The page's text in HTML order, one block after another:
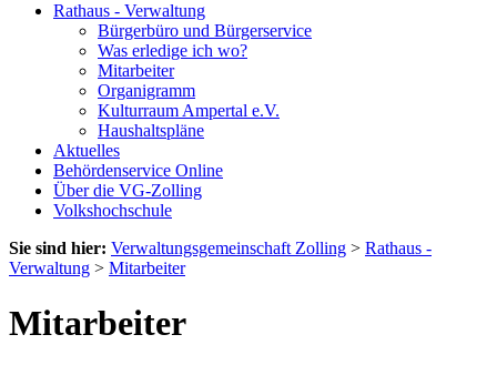
Rathaus - Verwaltung
Bürgerbüro und Bürgerservice
Was erledige ich wo?
Mitarbeiter
Organigramm
Kulturraum Ampertal e.V.
Haushaltspläne
Aktuelles
Behördenservice Online
Über die VG-Zolling
Volkshochschule
Sie sind hier: Verwaltungsgemeinschaft Zolling > Rathaus -
Verwaltung > Mitarbeiter
Mitarbeiter